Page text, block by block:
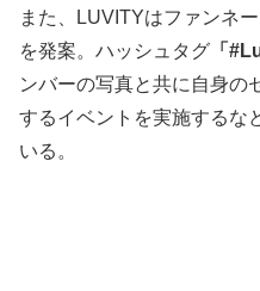
また、LUVITYはファンネ
を発案。ハッシュタグ 「
ンバーの写真と共に自身の
するイベントを実施するな
いる。